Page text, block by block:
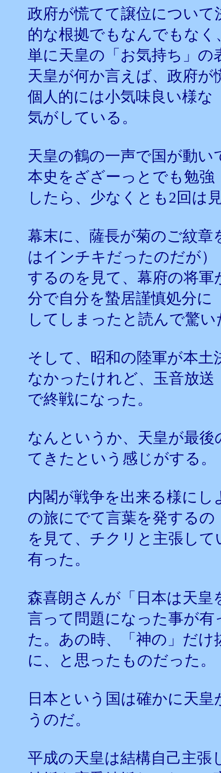
政府が慌てて譲位につい
的な根拠でもなんでもなく
単に天皇の「お気持ち」
天皇が何か言えば、政府
個人的には小気味良い様な
気がしている。
天皇の鶴の一声で国が動
本史をざざーっとでも勉強
したら、少なくとも2回は
幕末に、薩長が菊のご紋
はインチキだったのだが）
するのを見て、幕府の将
分で自分を蟄居謹慎処分に
してしまったと読んで驚
そして、昭和の陸軍が本
なかったけれど、玉音放送
で終戦になった。
なんというか、天皇が最
てきたという感じがする。
内閣が戦争を出来る様に
の旅にでて言葉を発するの
を見て、チクリと主張し
有った。
森喜朗さんが「日本は天
言って問題になった事が有
た。あの時、「神の」だ
に、と思ったものだった。
日本という国は確かに天
うのだ。
平成の天皇は結構自己主